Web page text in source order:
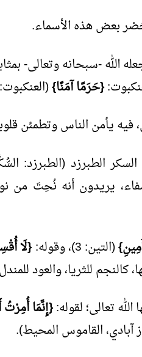
بعض هذه الأسماء.
الله -سبحانه وتعالى-
{حَرَمًا آمَنًا}(العنكبوت: 67). (الزمخشري، الكشاف).
فيه يأمن الناس وتطمئن
الطبرزد (الطبرزد:
يريدون أنه نُحِتَ من
(التين: 3)، وقوله: {لَا
تعالى؛ لقوله:{إِنَّمَا